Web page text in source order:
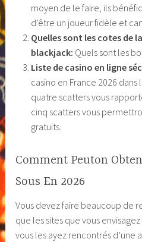
moyen de le faire, ils
d’être un joueur fidèle et
Quelles sont les cotes de
blackjack: Quels sont les
Liste de casino en ligne
casino en France 2026
quatre scatters vous
cinq scatters vous
gratuits.
Comment Peuton
Sous En 2026
Vous devez faire beaucoup de
que les sites que vous
vous les ayez rencontrés d’une